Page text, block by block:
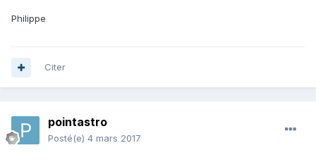
Philippe
Citer
pointastro
Posté(e) 4 mars 2017